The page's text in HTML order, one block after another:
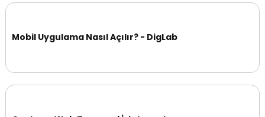
Mobil Uygulama Nasıl Açılır? - DigLab